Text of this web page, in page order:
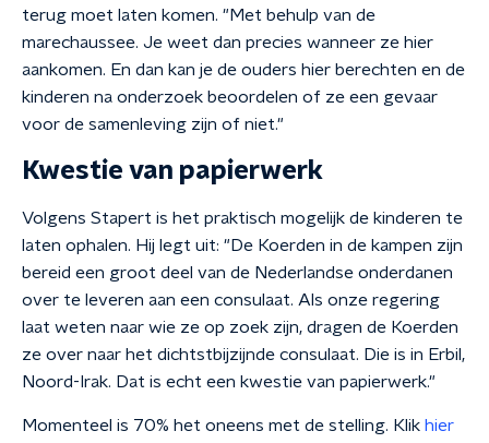
terug moet laten komen. "Met behulp van de
marechaussee. Je weet dan precies wanneer ze hier
aankomen. En dan kan je de ouders hier berechten en de
kinderen na onderzoek beoordelen of ze een gevaar
voor de samenleving zijn of niet."
Kwestie van papierwerk
Volgens Stapert is het praktisch mogelijk de kinderen te
laten ophalen. Hij legt uit: "De Koerden in de kampen zijn
bereid een groot deel van de Nederlandse onderdanen
over te leveren aan een consulaat. Als onze regering
laat weten naar wie ze op zoek zijn, dragen de Koerden
ze over naar het dichtstbijzijnde consulaat. Die is in Erbil,
Noord-Irak. Dat is echt een kwestie van papierwerk."
Momenteel is 70% het oneens met de stelling. Klik hier